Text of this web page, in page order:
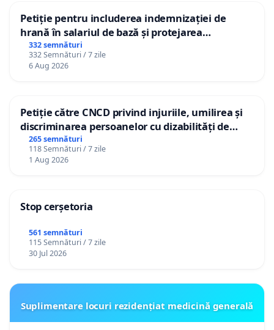
Petiție pentru includerea indemnizației de
hrană în salariul de bază și protejarea
gradațiilor de vechime pentru asistenții
personali
332 semnături
332 Semnături / 7 zile
6 Aug 2026
Petiție către CNCD privind injuriile, umilirea și
discriminarea persoanelor cu dizabilități de
către utilizatorul TikTok „Gorici”
265 semnături
118 Semnături / 7 zile
1 Aug 2026
Stop cerșetoria
561 semnături
115 Semnături / 7 zile
30 Jul 2026
Suplimentare locuri rezidențiat medicină generală